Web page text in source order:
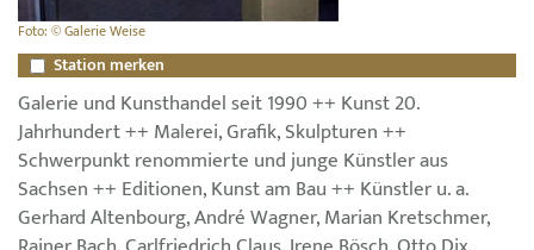
Foto: © Galerie Weise
Station merken
Galerie und Kunsthandel seit 1990 ++ Kunst 20.
Jahrhundert ++ Malerei, Grafik, Skulpturen ++
Schwerpunkt renommierte und junge Künstler aus
Sachsen ++ Editionen, Kunst am Bau ++ Künstler u. a.
Gerhard Altenbourg, André Wagner, Marian Kretschmer,